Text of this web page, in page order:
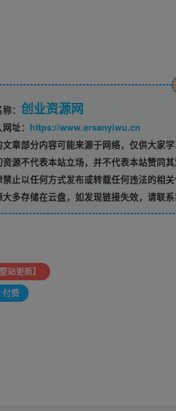
： 创业资源网
址： https://www.ersanyiwu.cn
章部分内容可能来源于网络，仅供大家
源不代表本站立场，并不代表本站赞同其
止以任何方式发布或转载任何违法的相
多存储在云盘，如发现链接失效，请联系
站更新】
付费